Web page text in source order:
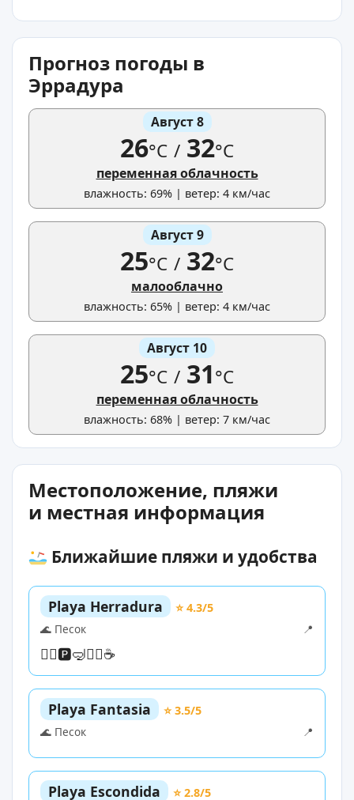
Прогноз погоды в
Эррадура
Август 8
26°C / 32°C
переменная облачность
влажность: 69% | ветер: 4 км/час
Август 9
25°C / 32°C
малооблачно
влажность: 65% | ветер: 4 км/час
Август 10
25°C / 31°C
переменная облачность
влажность: 68% | ветер: 7 км/час
Местоположение, пляжи
и местная информация
Ближайшие пляжи и удобства
Playa Herradura
⭐ 4.3/5
🌊 Песок
📍
🏊‍♀️🅿️🤿🏄‍♀️☕
Playa Fantasia
⭐ 3.5/5
🌊 Песок
📍
Playa Escondida ⭐ 2.8/5